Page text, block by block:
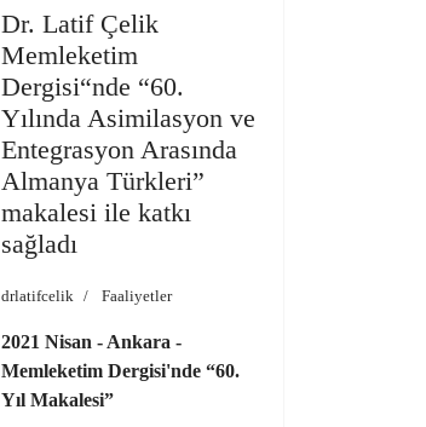
Dr. Latif Çelik
Memleketim
Dergisi“nde “60.
Yılında Asimilasyon ve
Entegrasyon Arasında
Almanya Türkleri”
makalesi ile katkı
sağladı
drlatifcelik Faaliyetler
2021 Nisan - Ankara -
Memleketim Dergisi'nde “60.
Yıl Makalesi”